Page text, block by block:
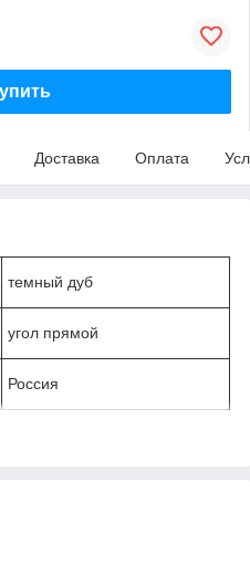
Доставка Оплата
темный дуб
угол прямой
Россия